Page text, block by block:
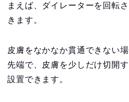
まえば、ダイレーターを回転
きます。
皮膚をなかなか貫通できない
先端で、皮膚を少しだけ切開
設置できます。